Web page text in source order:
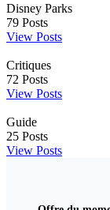
Disney Parks
79 Posts
View Posts
Critiques
72 Posts
View Posts
Guide
25 Posts
View Posts